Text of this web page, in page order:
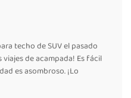
techo de SUV el pasado
de acampada! Es fácil
es asombroso. ¡Lo